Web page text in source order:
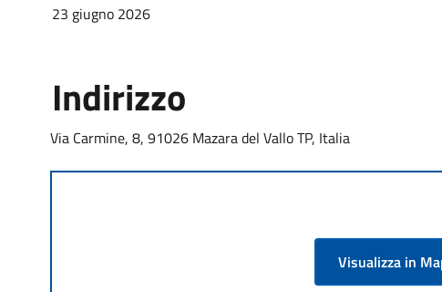
23 giugno 2026
Indirizzo
Via Carmine, 8, 91026 Mazara del Vallo TP, Italia
Visualizza in